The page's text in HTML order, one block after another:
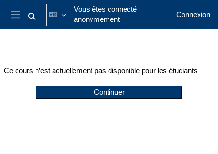
Passer au contenu principal
Panneau latéral
Activer/désactiver la saisie de recherche
Vous êtes connecté
anonymement
Connexion
Ce cours n’est actuellement pas disponible pour les étudiants
Continuer